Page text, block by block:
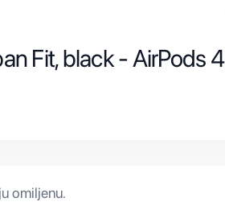
Fit, black - AirPods 4
omiljenu.